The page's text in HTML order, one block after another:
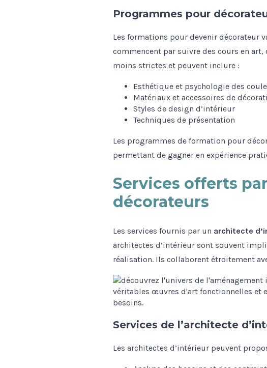
Programmes pour
Les formations pour devenir décorateur
commencent par suivre des cours en
moins strictes et peuvent inclure :
Esthétique et psychologie des
Matériaux et accessoires de
Styles de design d’intérieur
Techniques de présentation
Les programmes de formation pour
permettant de gagner en expérience
Services offerts
décorateurs
Les services fournis par un architecte
architectes d’intérieur sont souvent
réalisation. Ils collaborent étroitement
Services de l’architecte
Les architectes d’intérieur peuvent